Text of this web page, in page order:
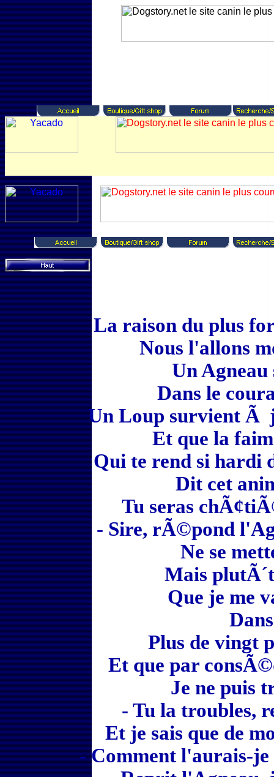
La raison du plus
Nous l'allons
Un
Dans le
Un Loup survient Ã
Et que la
Qui te rend si hardi
Dit cet
Tu seras
- Sire, rÃ©pond
Ne se
Mais
Que je me
Plus de vingt
Et que par
Je ne puis
- Tu la troubles,
Et je sais que de
- Comment l'aurais-